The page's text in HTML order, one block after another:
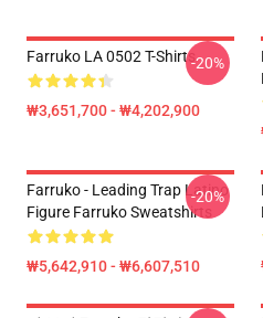
Farruko LA 0502 T-Shirts
₩3,651,700 - ₩4,202,900
-20%
Farruko - Leading Trap Latino
Figure Farruko Sweatshirts
₩5,642,910 - ₩6,607,510
-20%